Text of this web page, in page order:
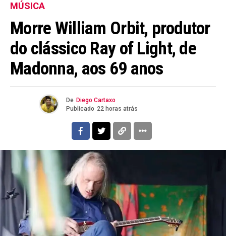
MÚSICA
Morre William Orbit, produtor
do clássico Ray of Light, de
Madonna, aos 69 anos
De Diego Cartaxo
Publicado 22 horas atrás